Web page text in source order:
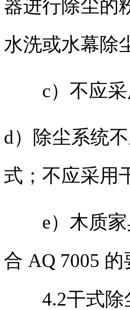
器进行除尘的
水洗或水幕除
c）不应采
d）除尘系统
式；不应采用
e）木质家
合 AQ 7005 的
4.2干式除